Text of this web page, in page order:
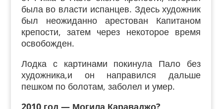
была во власти испанцев. Здесь художник
был неожиданно арестован Капитаном
крепости, затем через некоторое время
освобожден.
Лодка с картинами покинула Пало без
художника,и он направился дальше
пешком по болотам, заболел и умер.
2010 год — Могила Караваджо?